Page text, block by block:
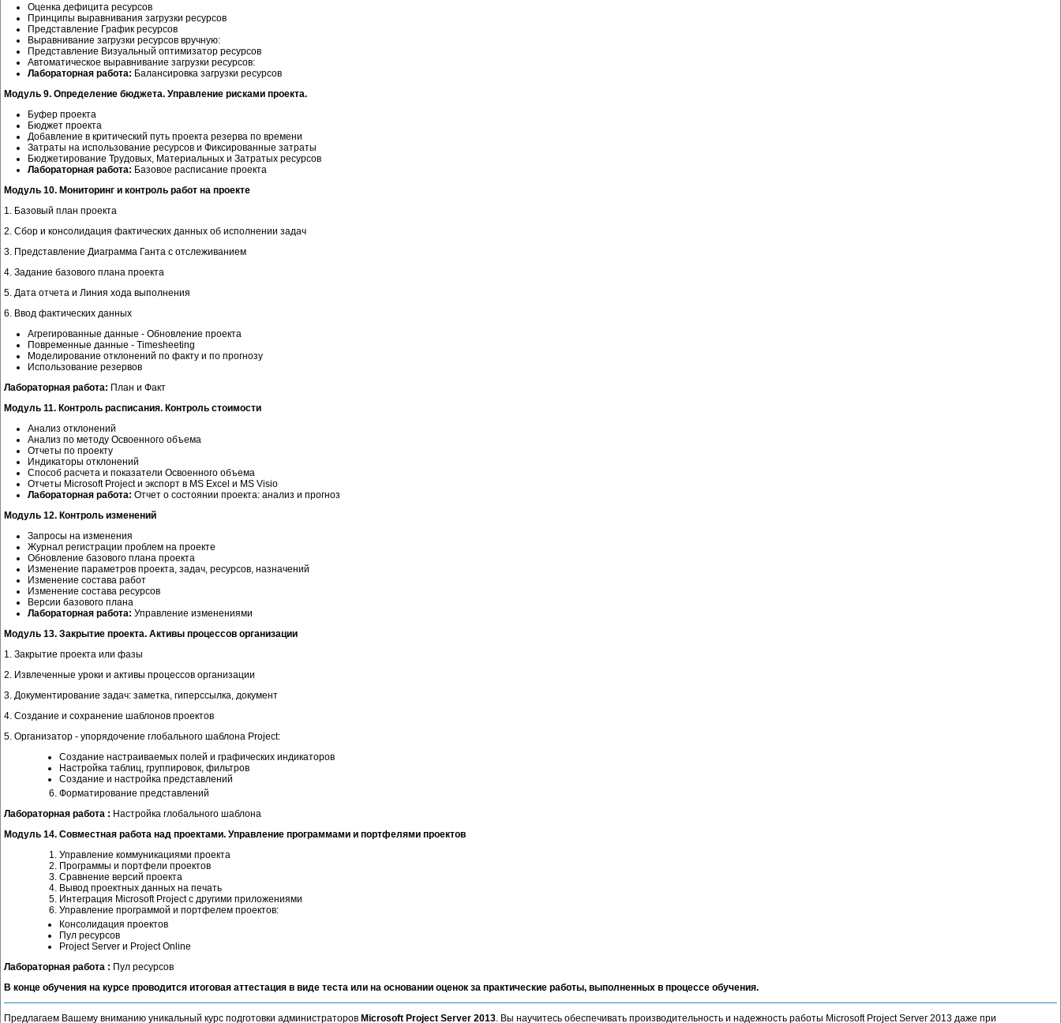
Оценка дефицита ресурсов
Принципы выравнивания загрузки ресурсов
Представление График ресурсов
Выравнивание загрузки ресурсов вручную:
Представление Визуальный оптимизатор ресурсов
Автоматическое выравнивание загрузки ресурсов:
Лабораторная работа: Балансировка загрузки ресурсов
Модуль 9. Определение бюджета. Управление рисками проекта.
Буфер проекта
Бюджет проекта
Добавление в критический путь проекта резерва по времени
Затраты на использование ресурсов и Фиксированные затраты
Бюджетирование Трудовых, Материальных и Затратых ресурсов
Лабораторная работа: Базовое расписание проекта
Модуль 10. Мониторинг и контроль работ на проекте
1. Базовый план проекта
2. Сбор и консолидация фактических данных об исполнении задач
3. Представление Диаграмма Ганта с отслеживанием
4. Задание базового плана проекта
5. Дата отчета и Линия хода выполнения
6. Ввод фактических данных
Агрегированные данные - Обновление проекта
Повременные данные - Timesheeting
Моделирование отклонений по факту и по прогнозу
Использование резервов
Лабораторная работа: План и Факт
Модуль 11. Контроль расписания. Контроль стоимости
Анализ отклонений
Анализ по методу Освоенного объема
Отчеты по проекту
Индикаторы отклонений
Способ расчета и показатели Освоенного объема
Отчеты Microsoft Project и экспорт в MS Excel и MS Visio
Лабораторная работа: Отчет о состоянии проекта: анализ и прогноз
Модуль 12. Контроль изменений
Запросы на изменения
Журнал регистрации проблем на проекте
Обновление базового плана проекта
Изменение параметров проекта, задач, ресурсов, назначений
Изменение состава работ
Изменение состава ресурсов
Версии базового плана
Лабораторная работа: Управление изменениями
Модуль 13. Закрытие проекта. Активы процессов организации
1. Закрытие проекта или фазы
2. Извлеченные уроки и активы процессов организации
3. Документирование задач: заметка, гиперссылка, документ
4. Создание и сохранение шаблонов проектов
5. Организатор - упорядочение глобального шаблона Project:
Создание настраиваемых полей и графических индикаторов
Настройка таблиц, группировок, фильтров
Создание и настройка представлений
Форматирование представлений
Лабораторная работа : Настройка глобального шаблона
Модуль 14. Совместная работа над проектами. Управление программами и портфелями проектов
Управление коммуникациями проекта
Программы и портфели проектов
Сравнение версий проекта
Вывод проектных данных на печать
Интеграция Microsoft Project с другими приложениями
Управление программой и портфелем проектов:
Консолидация проектов
Пул ресурсов
Project Server и Project Online
Лабораторная работа : Пул ресурсов
В конце обучения на курсе проводится итоговая аттестация в виде теста или на основании оценок за практические работы, выполненных в процессе обучения.
Предлагаем Вашему вниманию уникальный курс подготовки администраторов Microsoft Project Server 2013 . Вы научитесь обеспечивать производительность и надежность работы Microsoft Project Server 2013 даже при